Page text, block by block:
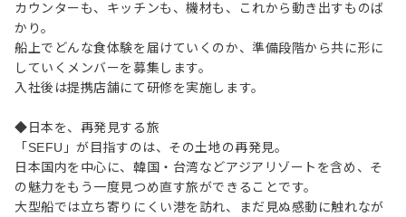
カウンターも、キッチンも、機材も、これから動き出すものば
かり。
船上でどんな食体験を届けていくのか、準備段階から共に形に
していくメンバーを募集します。
入社後は提携店舗にて研修を実施します。
◆日本を、再発見する旅
「SEFU」が目指すのは、その土地の再発見。
日本国内を中心に、韓国・台湾などアジアリゾートを含め、そ
の魅力をもう一度見つめ直す旅ができることです。
大型船では立ち寄りにくい港を訪れ、まだ見ぬ感動に触れなが